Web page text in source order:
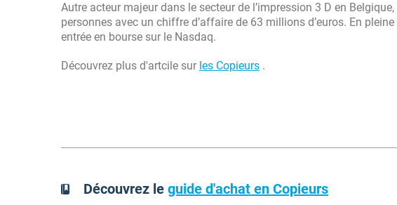
Autre acteur majeur dans le secteur de l’impression 3 D en
personnes avec un chiffre d’affaire de 63 millions d’euros. En
entrée en bourse sur le Nasdaq.
Découvrez plus d'artcile sur les Copieurs .
Découvrez leguide d'achat en Copieurs